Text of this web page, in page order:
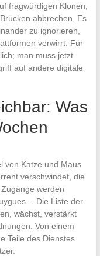
fragwürdigen Klonen,
abbrechen. Es
zu ignorieren,
verwirrt. Für
man muss jetzt
auf andere digitale
Was
von Katze und Maus
verschwindet, die
werden
Die Liste der
wächst, verstärkt
Von einem
Teile des Dienstes